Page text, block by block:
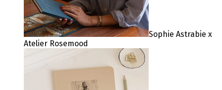
Sophie Astrabie x
Atelier Rosemood